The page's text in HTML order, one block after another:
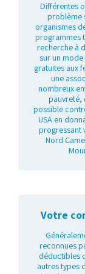
Différentes
problème
organismes
programmes
recherche à
sur un
gratuites aux
une
nombreux
pauvreté,
possible
USA en
progressant
Nord
Votre
reconnues
déductibles
autres types